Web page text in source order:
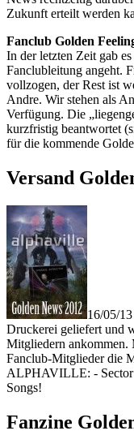
Zukunft erteilt werden
Fanclub Golden
In der letzten Zeit gab
Fanclubleitung angeht.
vollzogen, der Rest ist
Andre. Wir stehen als
Verfügung. Die
kurzfristig beantwortet
für die kommende
Versand
16/05/
Druckerei geliefert und
Mitgliedern ankommen.
Fanclub-Mitglieder die
ALPHAVILLE: - Sector
Songs!
Fanzine